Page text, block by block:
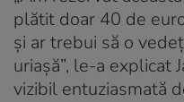
plătit doar 40 de
și ar trebui să o
uriașă”, le-a explicat
vizibil entuziasmată